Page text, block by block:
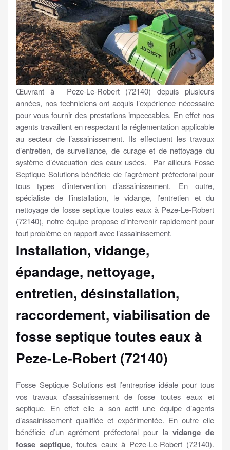
Œuvrant à Peze-Le-Robert (72140) depuis plusieurs
années, nos techniciens ont acquis l’expérience nécessaire
pour vous fournir des prestations impeccables. En effet nos
agents travaillent en respectant la réglementation applicable
au secteur de l’assainissement. Ils effectuent les travaux
d’entretien, de surveillance, de curage et de nettoyage du
système d’évacuation des eaux usées. Par ailleurs Fosse
Septique Solutions bénéficie de l’agrément préfectoral pour
tous types d’intervention d’assainissement. En outre,
spécialiste de l’installation, le vidange, l’entretien et du
nettoyage de fosse septique toutes eaux à Peze-Le-Robert
(72140), notre équipe propose d’intervenir rapidement pour
tout problème en rapport avec l’assainissement.
Installation, vidange,
épandage, nettoyage,
entretien, désinstallation,
raccordement, viabilisation de
fosse septique toutes eaux à
Peze-Le-Robert (72140)
Fosse Septique Solutions est l’entreprise idéale pour tous
vos travaux d’assainissement de fosse toutes eaux et
septique. En effet elle a son actif une équipe d’agents
d’assainissement qualifiée et expérimentée. En outre elle
bénéficie d’un agrément préfectoral pour lavidange de
fosse septique, toutes eaux à Peze-Le-Robert (72140).